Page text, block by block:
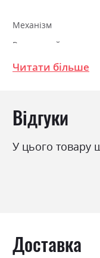
Механізм
Розкладний
Ніша для білизни
Читати більше
Відгуки
У цього товару
Доставка